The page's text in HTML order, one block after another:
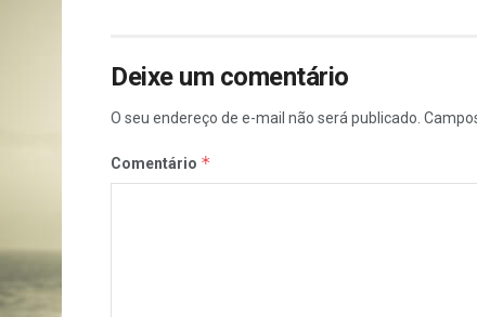
Deixe um comentário
O seu endereço de e-mail não será publicado.
Comentário *